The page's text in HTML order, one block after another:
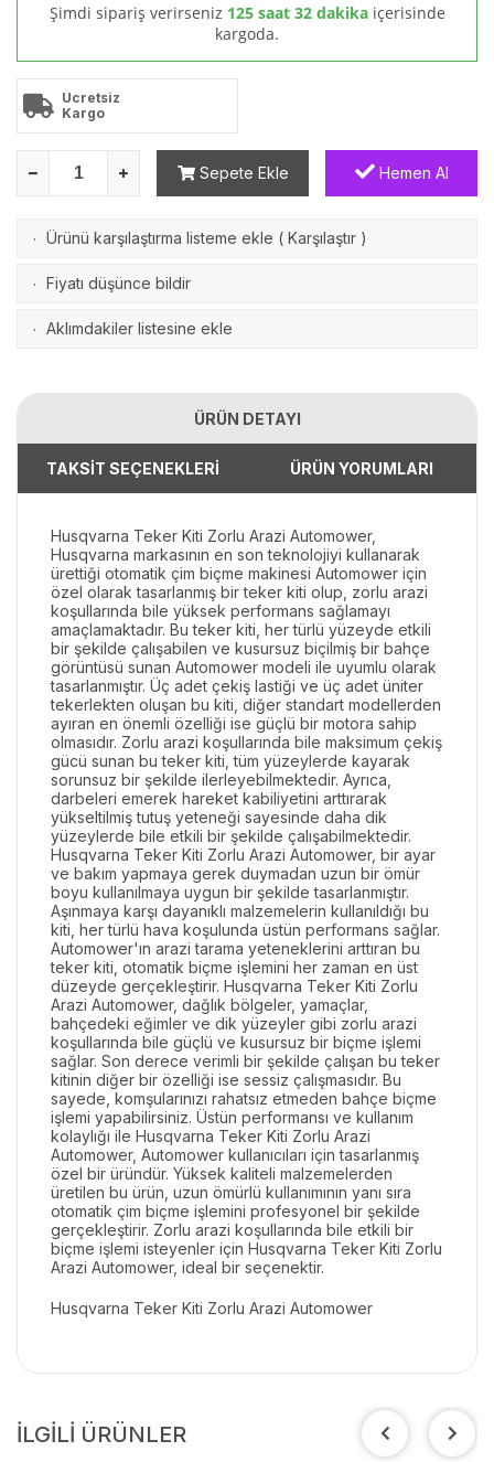
Şimdi sipariş verirseniz 125 saat 32 dakika içerisinde
kargoda.
Ücretsiz
Kargo
Sepete Ekle Hemen Al
· Ürünü karşılaştırma listeme ekle ( Karşılaştır )
· Fiyatı düşünce bildir
· Aklımdakiler listesine ekle
ÜRÜN DETAYI
TAKSİT SEÇENEKLERİ ÜRÜN YORUMLARI
Husqvarna Teker Kiti Zorlu Arazi Automower,
Husqvarna markasının en son teknolojiyi kullanarak
ürettiği otomatik çim biçme makinesi Automower için
özel olarak tasarlanmış bir teker kiti olup, zorlu arazi
koşullarında bile yüksek performans sağlamayı
amaçlamaktadır. Bu teker kiti, her türlü yüzeyde etkili
bir şekilde çalışabilen ve kusursuz biçilmiş bir bahçe
görüntüsü sunan Automower modeli ile uyumlu olarak
tasarlanmıştır. Üç adet çekiş lastiği ve üç adet üniter
tekerlekten oluşan bu kiti, diğer standart modellerden
ayıran en önemli özelliği ise güçlü bir motora sahip
olmasıdır. Zorlu arazi koşullarında bile maksimum çekiş
gücü sunan bu teker kiti, tüm yüzeylerde kayarak
sorunsuz bir şekilde ilerleyebilmektedir. Ayrıca,
darbeleri emerek hareket kabiliyetini arttırarak
yükseltilmiş tutuş yeteneği sayesinde daha dik
yüzeylerde bile etkili bir şekilde çalışabilmektedir.
Husqvarna Teker Kiti Zorlu Arazi Automower, bir ayar
ve bakım yapmaya gerek duymadan uzun bir ömür
boyu kullanılmaya uygun bir şekilde tasarlanmıştır.
Aşınmaya karşı dayanıklı malzemelerin kullanıldığı bu
kiti, her türlü hava koşulunda üstün performans sağlar.
Automower'ın arazi tarama yeteneklerini arttıran bu
teker kiti, otomatik biçme işlemini her zaman en üst
düzeyde gerçekleştirir. Husqvarna Teker Kiti Zorlu
Arazi Automower, dağlık bölgeler, yamaçlar,
bahçedeki eğimler ve dik yüzeyler gibi zorlu arazi
koşullarında bile güçlü ve kusursuz bir biçme işlemi
sağlar. Son derece verimli bir şekilde çalışan bu teker
kitinin diğer bir özelliği ise sessiz çalışmasıdır. Bu
sayede, komşularınızı rahatsız etmeden bahçe biçme
işlemi yapabilirsiniz. Üstün performansı ve kullanım
kolaylığı ile Husqvarna Teker Kiti Zorlu Arazi
Automower, Automower kullanıcıları için tasarlanmış
özel bir üründür. Yüksek kaliteli malzemelerden
üretilen bu ürün, uzun ömürlü kullanımının yanı sıra
otomatik çim biçme işlemini profesyonel bir şekilde
gerçekleştirir. Zorlu arazi koşullarında bile etkili bir
biçme işlemi isteyenler için Husqvarna Teker Kiti Zorlu
Arazi Automower, ideal bir seçenektir.
Husqvarna Teker Kiti Zorlu Arazi Automower
İLGİLİ ÜRÜNLER